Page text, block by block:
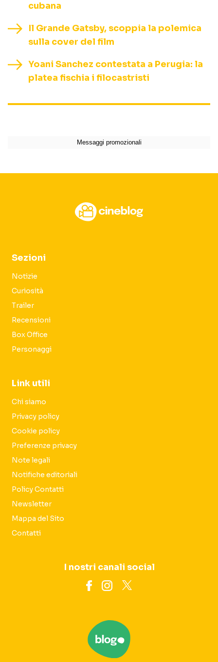
cubana
Il Grande Gatsby, scoppia la polemica
sulla cover del film
Yoani Sanchez contestata a Perugia: la
platea fischia i filocastristi
Sezioni
Notizie
Curiosità
Trailer
Recensioni
Box Office
Personaggi
Link utili
Chi siamo
Privacy policy
Cookie policy
Preferenze privacy
Note legali
Notifiche editoriali
Policy Contatti
Newsletter
Mappa del Sito
Contatti
I nostri canali social